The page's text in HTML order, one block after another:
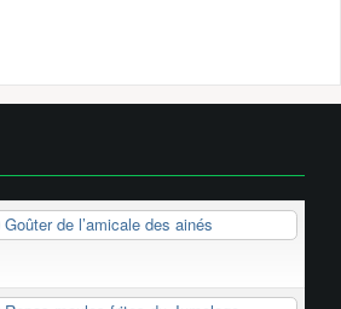
Goûter de l’amicale des ainés